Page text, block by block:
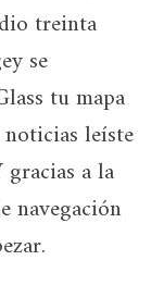
treinta
se
tu mapa
leíste
gracias a la
navegación